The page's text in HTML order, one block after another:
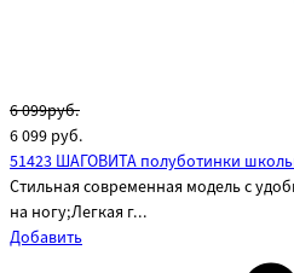
6 099руб.
6 099 руб.
51423 ШАГОВИТА полуботинки
Стильная современная модель с
на ногу;Легкая г...
Добавить